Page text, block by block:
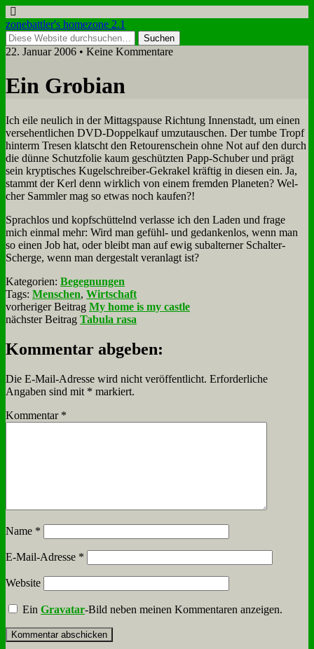
zonebattler's homezone 2.1
22. Januar 2006 • Keine Kommentare
Ein Gro­bi­an
Ich ei­le neu­lich in der Mit­tags­pau­se Rich­tung In­nen­stadt, um ei­nen
ver­se­hent­li­chen DVD-Dop­pel­kauf um­zu­tau­schen. Der tum­be Tropf
hin­term Tre­sen klatscht den Re­tou­ren­schein oh­ne Not auf den durch
die dün­ne Schutz­fo­lie kaum ge­schütz­ten Papp-Schu­ber und prägt
sein kryp­ti­sches Ku­gel­schrei­ber-Ge­kra­kel kräf­tig in die­sen ein. Ja,
stammt der Kerl denn wirk­lich von ei­nem frem­den Pla­ne­ten? Wel­
cher Samm­ler mag so et­was noch kau­fen?!
Sprach­los und kopf­schüt­telnd ver­las­se ich den La­den und fra­ge
mich ein­mal mehr: Wird man ge­fühl- und ge­dan­ken­los, wenn man
so ei­nen Job hat, oder bleibt man auf ewig sub­al­ter­ner Schal­ter-
Scher­ge, wenn man der­ge­stalt ver­an­lagt ist?
Kategorien: Begegnungen
Tags: Menschen, Wirtschaft
vorheriger Beitrag My home is my castle
nächster Beitrag Tabula rasa
Kommentar abgeben:
Die E-Mail-Adresse wird nicht veröffentlicht. Erforderliche
Angaben sind mit * markiert.
Kommentar *
Name *
E-Mail-Adresse *
Website
EinGravatar-Bild neben meinen Kommentaren anzeigen.